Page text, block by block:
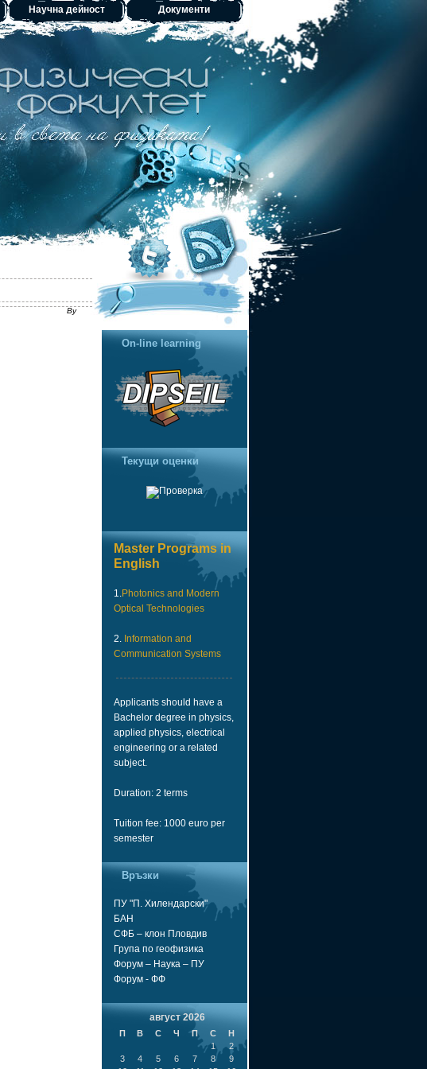
Научна дейност Документи
By
On-line learning
Текущи оценки
Master Programs in
English
1.Photonics and Modern
Optical Technologies
2. Information and
Communication Systems
Applicants should have a
Bachelor degree in physics,
applied physics, electrical
engineering or a related
subject.
Duration: 2 terms
Tuition fee: 1000 euro per
semester
Връзки
ПУ "П. Хилендарски"
БАН
СФБ – клон Пловдив
Група по геофизика
Форум – Наука – ПУ
Форум - ФФ
август 2026
П В С Ч П С
Н
1
2
3
4 5 6 7 8
9